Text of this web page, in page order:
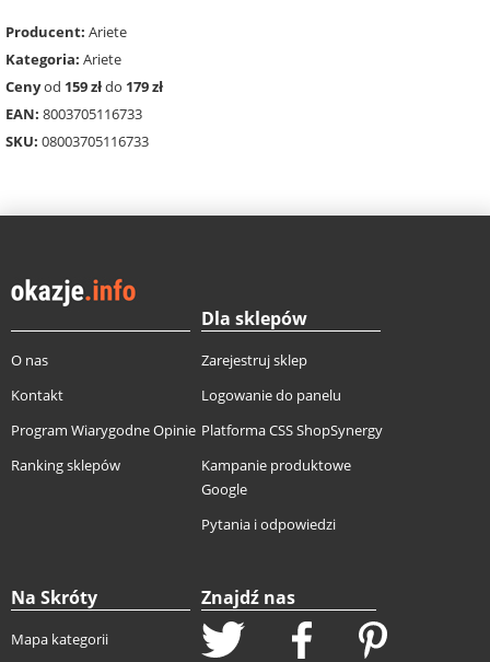
Producent: Ariete
Kategoria: Ariete
Cenyod 159 złdo 179 zł
EAN: 8003705116733
SKU: 08003705116733
O nas
Kontakt
Program Wiarygodne Opinie
Ranking sklepów
Dla sklepów
Zarejestruj sklep
Logowanie do panelu
Platforma CSS ShopSynergy
Kampanie produktowe
Google
Pytania i odpowiedzi
Na Skróty
Mapa kategorii
Znajdź nas